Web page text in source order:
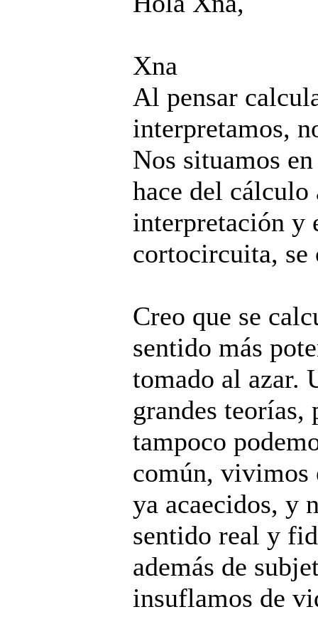
Xna
Al pensar
interpretamos,
Nos situamos
hace del
interpretación y
cortocircuita, se
Creo que se
sentido más
tomado al azar.
grandes teorías,
tampoco
común, vivimos
ya acaecidos, y
sentido real y
además de
insuflamos de